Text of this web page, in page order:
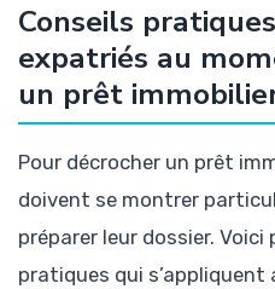
Conseils
expatriés au
un prêt
Pour décrocher un prêt
doivent se montrer
préparer leur dossier. Voici
pratiques qui s’appliquent